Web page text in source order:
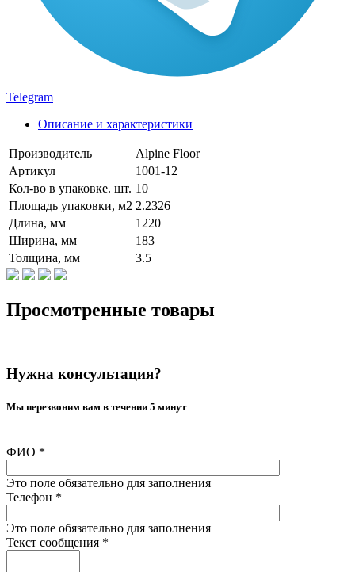
Telegram
Описание и характеристики
Производитель
Alpine Floor
Артикул
1001-12
Кол-во в упаковке. шт. 10
Площадь упаковки, м2 2.2326
Длина, мм
1220
Ширина, мм
183
Толщина, мм
3.5
Просмотренные товары
Нужна консультация?
Мы перезвоним вам в течении 5 минут
ФИО *
Это поле обязательно для заполнения
Телефон *
Это поле обязательно для заполнения
Текст сообщения *